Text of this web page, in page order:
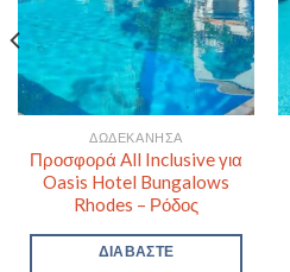
ΔΩΔΕΚΆΝΗΣΑ
Προσφορά All Inclusive για
Oasis Hotel Bungalows
Rhodes – Ρόδος
ΔΙΑΒΆΣΤΕ